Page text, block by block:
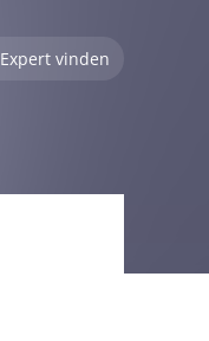
Expert vinden